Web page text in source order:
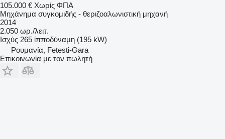
105.000 € Χωρίς ΦΠΑ
Μηχάνημα συγκομιδής - θεριζοαλωνιστική μηχανή
2014
2.050 ωρ./λειτ.
Ισχύς 265 ίπποδύναμη (195 kW)
Ρουμανία, Fetesti-Gara
Επικοινωνία με τον πωλητή